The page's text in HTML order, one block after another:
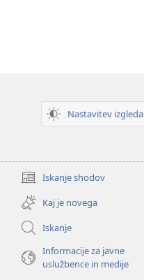
Nastavitev izgleda
Iskanje shodov
(odpre
novo
okno)
Kaj je novega
Iskanje
Informacije za javne
uslužbence in medije